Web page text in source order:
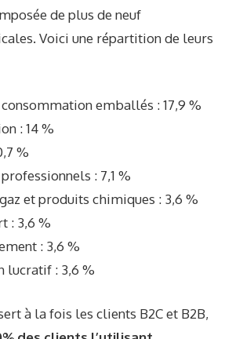
de plus de neuf
. Voici une répartition de leurs
consommation emballés : 17,9 %
: 14 %
%
: 7,1 %
et produits chimiques : 3,6 %
: 3,6 %
: 3,6 %
lucratif : 3,6 %
à la fois les clients B2C et B2B,